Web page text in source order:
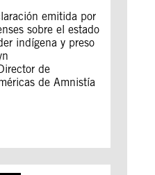
emitida por
sobre el estado
indígena y preso
de
de Amnistía